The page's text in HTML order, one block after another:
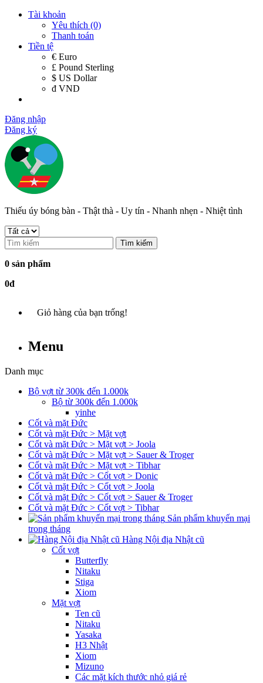
Tài khoản
Yêu thích (0)
Thanh toán
Tiền tệ
€ Euro
£ Pound Sterling
$ US Dollar
đ VND
Đăng nhập
Đăng ký
Thiếu úy bóng bàn - Thật thà - Uy tín - Nhanh nhẹn - Nhiệt tình
Tìm kiếm
0 sản phẩm
0đ
Giỏ hàng của bạn trống!
Menu
Danh mục
Bộ vợt từ 300k đến 1.000k
Bộ từ 300k đến 1.000k
yinhe
Cốt và mặt Đức
Cốt và mặt Đức > Mặt vợt
Cốt và mặt Đức > Mặt vợt > Joola
Cốt và mặt Đức > Mặt vợt > Sauer & Troger
Cốt và mặt Đức > Mặt vợt > Tibhar
Cốt và mặt Đức > Cốt vợt > Donic
Cốt và mặt Đức > Cốt vợt > Joola
Cốt và mặt Đức > Cốt vợt > Sauer & Troger
Cốt và mặt Đức > Cốt vợt > Tibhar
Sản phẩm khuyến mại
trong tháng
Hàng Nội địa Nhật cũ
Cốt vợt
Butterfly
Nitaku
Stiga
Xiom
Mặt vợt
Ten cũ
Nitaku
Yasaka
H3 Nhật
Xiom
Mizuno
Các mặt kích thước nhỏ giá rẻ